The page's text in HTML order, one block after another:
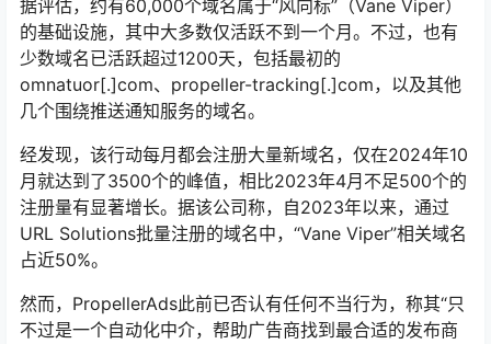
据评估，约有60,000个域名属于“风向标”（Vane Viper）
的基础设施，其中大多数仅活跃不到一个月。不过，也有
少数域名已活跃超过1200天，包括最初的
omnatuor[.]com、propeller-tracking[.]com，以及其他
几个围绕推送通知服务的域名。
经发现，该行动每月都会注册大量新域名，仅在2024年10
月就达到了3500个的峰值，相比2023年4月不足500个的
注册量有显著增长。据该公司称，自2023年以来，通过
URL Solutions批量注册的域名中，“Vane Viper”相关域名
占近50%。
然而，PropellerAds此前已否认有任何不当行为，称其“只
不过是一个自动化中介，帮助广告商找到最合适的发布商